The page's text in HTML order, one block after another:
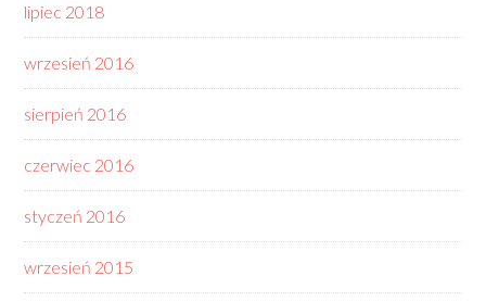
lipiec 2018
wrzesień 2016
sierpień 2016
czerwiec 2016
styczeń 2016
wrzesień 2015